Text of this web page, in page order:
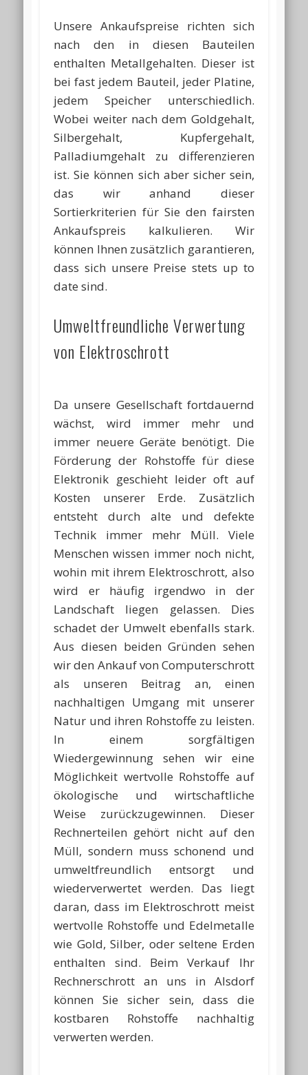
Unsere Ankaufspreise richten sich
nach den in diesen Bauteilen
enthalten Metallgehalten. Dieser ist
bei fast jedem Bauteil, jeder Platine,
jedem Speicher unterschiedlich.
Wobei weiter nach dem Goldgehalt,
Silbergehalt, Kupfergehalt,
Palladiumgehalt zu differenzieren
ist. Sie können sich aber sicher sein,
das wir anhand dieser
Sortierkriterien für Sie den fairsten
Ankaufspreis kalkulieren. Wir
können Ihnen zusätzlich garantieren,
dass sich unsere Preise stets up to
date sind.
Umweltfreundliche Verwertung
von Elektroschrott
Da unsere Gesellschaft fortdauernd
wächst, wird immer mehr und
immer neuere Geräte benötigt. Die
Förderung der Rohstoffe für diese
Elektronik geschieht leider oft auf
Kosten unserer Erde. Zusätzlich
entsteht durch alte und defekte
Technik immer mehr Müll. Viele
Menschen wissen immer noch nicht,
wohin mit ihrem Elektroschrott, also
wird er häufig irgendwo in der
Landschaft liegen gelassen. Dies
schadet der Umwelt ebenfalls stark.
Aus diesen beiden Gründen sehen
wir den Ankauf von Computerschrott
als unseren Beitrag an, einen
nachhaltigen Umgang mit unserer
Natur und ihren Rohstoffe zu leisten.
In einem sorgfältigen
Wiedergewinnung sehen wir eine
Möglichkeit wertvolle Rohstoffe auf
ökologische und wirtschaftliche
Weise zurückzugewinnen. Dieser
Rechnerteilen gehört nicht auf den
Müll, sondern muss schonend und
umweltfreundlich entsorgt und
wiederverwertet werden. Das liegt
daran, dass im Elektroschrott meist
wertvolle Rohstoffe und Edelmetalle
wie Gold, Silber, oder seltene Erden
enthalten sind. Beim Verkauf Ihr
Rechnerschrott an uns in Alsdorf
können Sie sicher sein, dass die
kostbaren Rohstoffe nachhaltig
verwerten werden.